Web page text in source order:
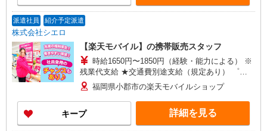
派遣社員 紹介予定派遣
株式会社シエロ
【楽天モバイル】の携帯販売スタッフ
時給1650円〜1850円（経験・能力による） ※
残業代支給 ★交通費別途支給（規定あり） ゜
+゜・。○。・゜+゜・。○。・゜+゜ 入社祝い金10
万円支給(規定有) お友達を紹介頂くと, インセンテ
ィブ支給(規定有) ★月2回払い・週払い可能（規程
有）★ ゜・。○。・゜+゜・。○。・゜+゜
福岡県小郡市の楽天モバイルショップ
キープ 詳細を見る